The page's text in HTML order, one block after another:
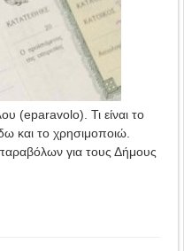
(eparavolo). Τι είναι το
και το χρησιμοποιώ.
για τους Δήμους